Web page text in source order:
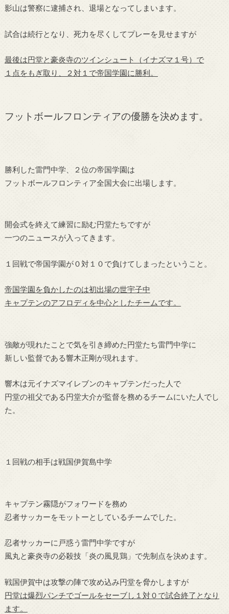
影山は警察に逮捕され、退場となってしまいます。
試合は続行となり、死力を尽くしてプレーを見せますが
最後は円堂と豪炎寺のツインシュート（イナズマ１号）で
１点をもぎ取り、２対１で帝国学園に勝利。
フットボールフロンティアの優勝を決めます。
勝利した雷門中学、２位の帝国学園は
フットボールフロンティア全国大会に出場します。
開会式を終えて練習に励む円堂たちですが
一つのニュースが入ってきます。
１回戦で帝国学園が０対１０で負けてしまったということ。
帝国学園を負かしたのは初出場の世宇子中
キャプテンのアフロディを中心としたチームです。
強敵が現れたことで気を引き締めた円堂たち雷門中学に
新しい監督である響木正剛が現れます。
響木は元イナズマイレブンのキャプテンだった人で
円堂の祖父である円堂大介が監督を務めるチームにいた人でし
た。
１回戦の相手は戦国伊賀島中学
キャプテン霧隠がフォワードを務め
忍者サッカーをモットーとしているチームでした。
忍者サッカーに戸惑う雷門中学ですが
風丸と豪炎寺の必殺技「炎の風見鶏」で先制点を決めます。
戦国伊賀中は攻撃の陣で攻め込み円堂を脅かしますが
円堂は爆烈パンチでゴールをセーブし１対０で試合終了となり
ます。